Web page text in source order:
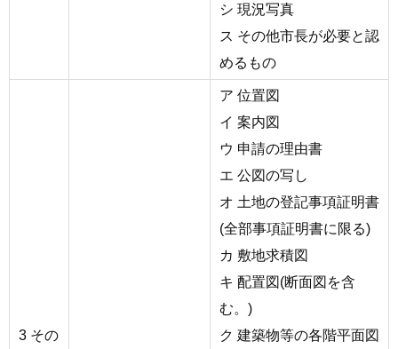
シ 現況写真
ス その他市長が必要と認
めるもの
3 その
ア 位置図
イ 案内図
ウ 申請の理由書
エ 公図の写し
オ 土地の登記事項証明書
(全部事項証明書に限る)
カ 敷地求積図
キ 配置図(断面図を含
む。)
ク 建築物等の各階平面図